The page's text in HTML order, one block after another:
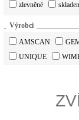
zlevněné
Výrobci
AMSCAN
UNIQUE